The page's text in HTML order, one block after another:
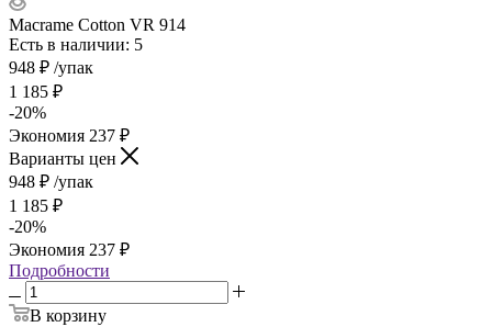
Macrame Cotton VR 914
Есть в наличии: 5
948 ₽ /упак
1 185 ₽
-20%
Экономия 237 ₽
Варианты цен
948 ₽ /упак
1 185 ₽
-20%
Экономия 237 ₽
Подробности
В корзину